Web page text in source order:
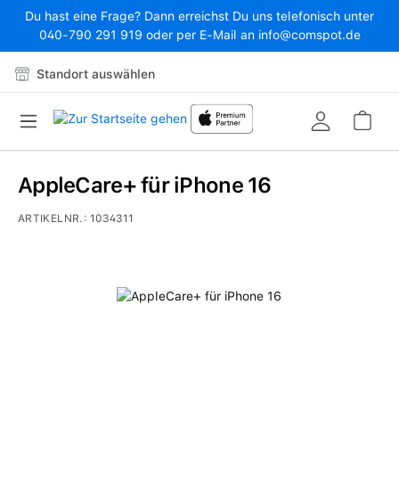
Zum Hauptinhalt springen
Du hast eine Frage? Dann erreichst Du uns telefonisch unter
040-790 291 919 oder per E-Mail an info@comspot.de
Standort auswählen
Bildergalerie überspringen
AppleCare+ für iPhone 16
ARTIKELNR.:1034311